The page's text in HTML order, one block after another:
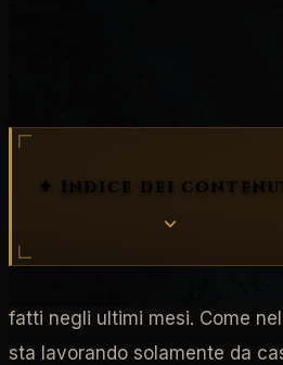
✦ Indice dei
Alla community di Diablo,
fatti negli ultimi mesi. Come
sta lavorando solamente da